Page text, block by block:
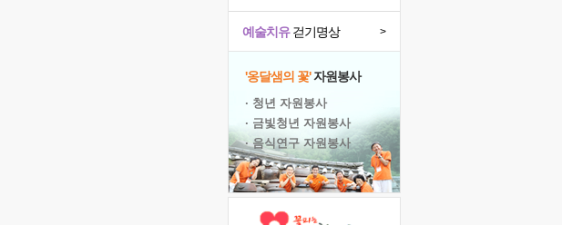
예술치유걷기명상 >
'옹달샘의 꽃'자원봉사
· 청년 자원봉사
· 금빛청년 자원봉사
· 음식연구 자원봉사